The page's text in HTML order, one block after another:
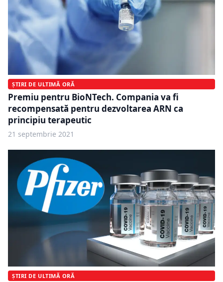
ȘTIRI DE ULTIMĂ ORĂ
Premiu pentru BioNTech. Compania va fi
recompensată pentru dezvoltarea ARN ca
principiu terapeutic
21 septembrie 2021
ȘTIRI DE ULTIMĂ ORĂ